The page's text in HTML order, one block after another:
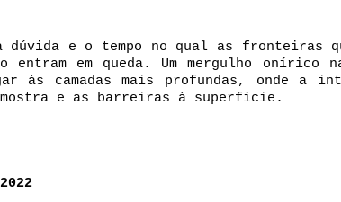
dúvida e o tempo no qual as fronteiras
em queda. Um mergulho onírico
às camadas mais profundas, onde a
e as barreiras à superfície.